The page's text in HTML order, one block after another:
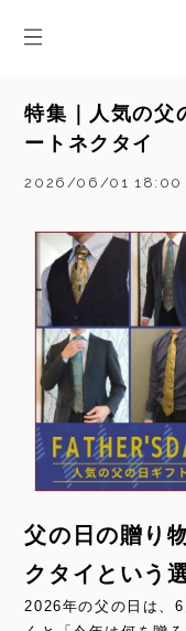
特集｜人気の父
ートネクタイ
2026/06/01 18:00
父の日の贈り
クタイという
2026年の父の日は、